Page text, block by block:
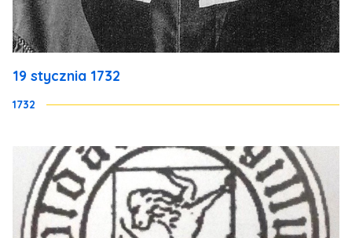
19 stycznia 1732
1732